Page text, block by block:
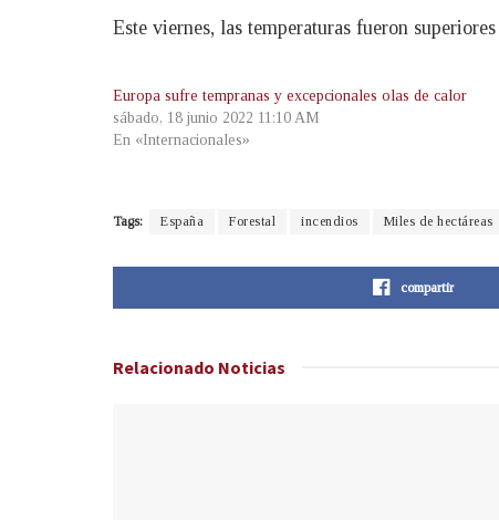
Este viernes, las temperaturas fueron
Europa sufre tempranas y excepcionales olas de calor
sábado, 18 junio 2022 11:10 AM
En «Internacionales»
Tags: España Forestal incendios Miles de hectáreas
compartir
Relacionado Noticias